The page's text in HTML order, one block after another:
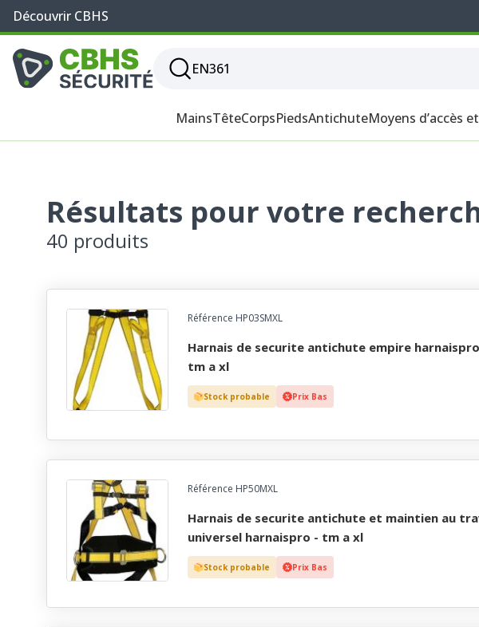
Découvrir CBHS
MainsTêteCorpsPiedsAntichuteMoyens d’accès
Résultats pour votre
40 produits
Référence HP03SMXL
harnais de securite antichute empire harnaispro -
tm a xl
Stock probable Prix Bas
Référence HP50MXL
harnais de securite antichute et maintien au travail
universel harnaispro - tm a xl
Stock probable Prix Bas